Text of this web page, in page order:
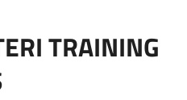
TRAINING